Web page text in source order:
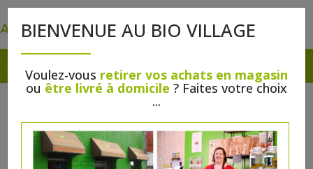
BIENVENUE AU BIO VILLAGE
Voulez-vous retirer vos achats en magasin
ou être livré à domicile ? Faites votre choix
...